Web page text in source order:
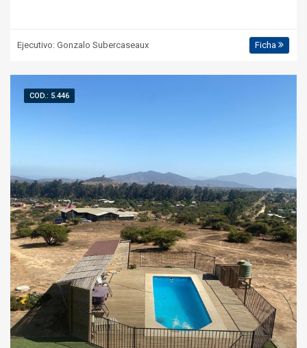
Ejecutivo: Gonzalo Subercaseaux Ficha
COD.: 5.446